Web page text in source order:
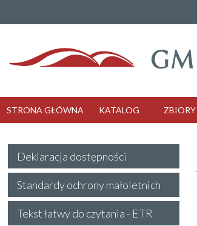
STRONA GŁÓWNA KATALOG ZBIORY
Deklaracja dostępności
Standardy ochrony małoletnich
Tekst łatwy do czytania - ETR